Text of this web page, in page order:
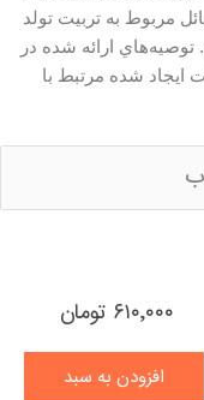
مربوط به تربيت تولد
توصيه‌هاي ارائه شده در
ايجاد شده مرتبط با
۶۱۰٬۰۰۰ تومان
افزودن به سبد